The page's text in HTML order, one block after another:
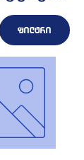
ფილტრი